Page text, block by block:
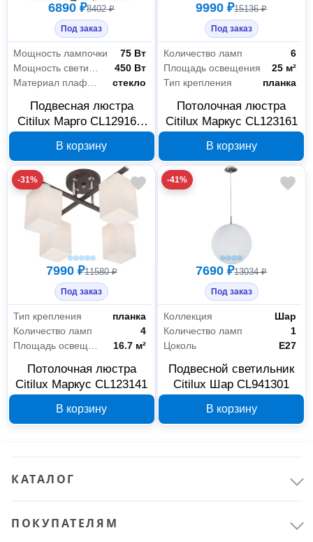
6890 ₽8402 ₽
Под заказ
Мощность лампочки
75 Вт
Мощность светильника
450 Вт
стекло
Подвесная люстра
Citilux Марго CL129161,
В корзину
9990 ₽15136 ₽
Под заказ
Количество ламп
6
Площадь освещения
25 м²
Тип крепления
планка
Потолочная люстра
Citilux Маркус CL123161
В корзину
-31%
7990 ₽11580 ₽
Под заказ
Тип крепления
планка
Количество ламп
4
16.7 м²
Потолочная люстра
Citilux Маркус CL123141
В корзину
-41%
7690 ₽13034 ₽
Под заказ
Коллекция
Шар
Количество ламп
1
Цоколь
E27
Подвесной светильник
Citilux Шар CL941301
В корзину
КАТАЛОГ
ПОКУПАТЕЛЯМ